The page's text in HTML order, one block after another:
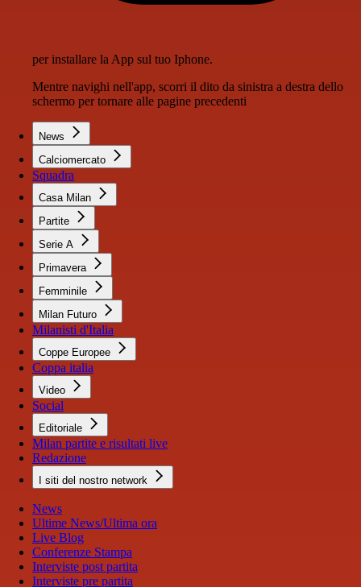
per installare la App sul tuo Iphone.
Mentre navighi nell'app, scorri il dito da sinistra a destra dello
schermo per tornare alle pagine precedenti
News
Calciomercato
Squadra
Casa Milan
Partite
Serie A
Primavera
Femminile
Milan Futuro
Milanisti d'Italia
Coppe Europee
Coppa italia
Video
Social
Editoriale
Milan partite e risultati live
Redazione
I siti del nostro network
News
Ultime News/Ultima ora
Live Blog
Conferenze Stampa
Interviste post partita
Interviste pre partita